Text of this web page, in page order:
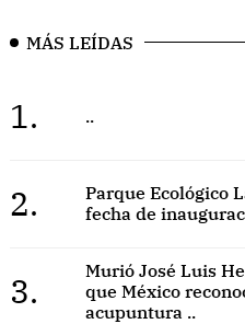
MÁS LEÍDAS
1. ..
2.
Parque Ecológico
fecha de
3.
Murió José Luis
que México
acupuntura ..